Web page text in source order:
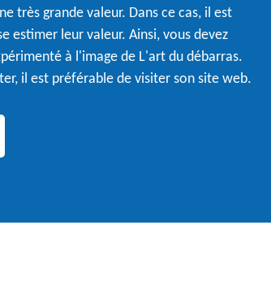
très grande valeur. Dans ce cas, il est
estimer leur valeur. Ainsi, vous devez
à l'image de L'art du débarras.
il est préférable de visiter son site web.